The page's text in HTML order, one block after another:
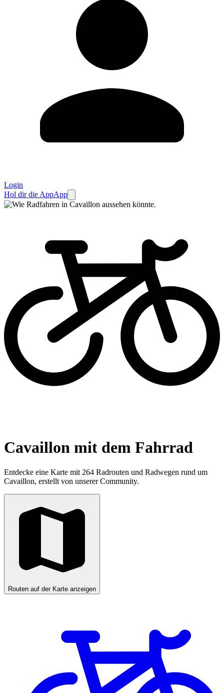
Login
Hol dir die AppApp
Cavaillon mit dem Fahrrad
Entdecke eine Karte mit 264 Radrouten und Radwegen rund um
Cavaillon, erstellt von unserer Community.
Routen auf der Karte anzeigen